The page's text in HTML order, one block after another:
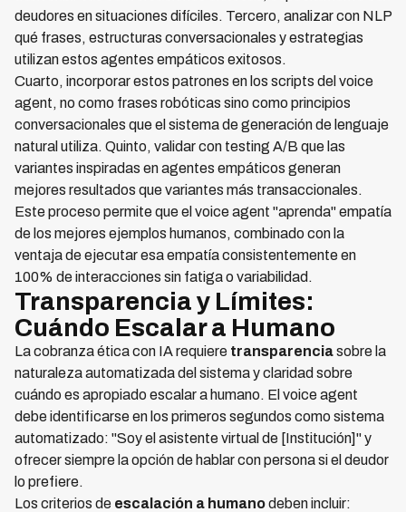
deudores en situaciones difíciles. Tercero, analizar con NLP
qué frases, estructuras conversacionales y estrategias
utilizan estos agentes empáticos exitosos.
Cuarto, incorporar estos patrones en los scripts del voice
agent, no como frases robóticas sino como principios
conversacionales que el sistema de generación de lenguaje
natural utiliza. Quinto, validar con testing A/B que las
variantes inspiradas en agentes empáticos generan
mejores resultados que variantes más transaccionales.
Este proceso permite que el voice agent "aprenda" empatía
de los mejores ejemplos humanos, combinado con la
ventaja de ejecutar esa empatía consistentemente en
100% de interacciones sin fatiga o variabilidad.
Transparencia y Límites:
Cuándo Escalar a Humano
La cobranza ética con IA requiere transparenciasobre la
naturaleza automatizada del sistema y claridad sobre
cuándo es apropiado escalar a humano. El voice agent
debe identificarse en los primeros segundos como sistema
automatizado: "Soy el asistente virtual de [Institución]" y
ofrecer siempre la opción de hablar con persona si el deudor
lo prefiere.
Los criterios de escalación a humanodeben incluir: